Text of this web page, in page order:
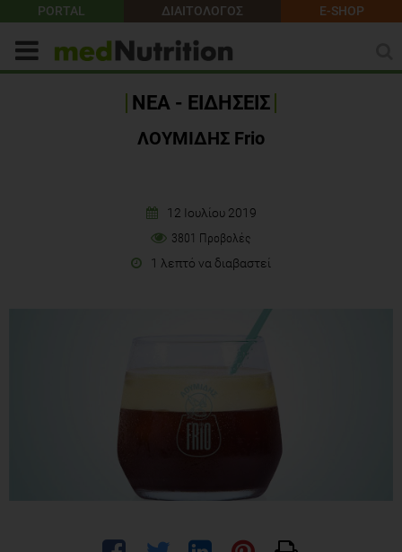
PORTAL ΔΙΑΙΤΟΛΟΓΟΣ E-SHOP
ΝΕΑ - ΕΙΔΗΣΕΙΣ
ΛΟΥΜΙΔΗΣ Frio
12 Ιουλίου 2019
3801 Προβολές
1 λεπτό να διαβαστεί